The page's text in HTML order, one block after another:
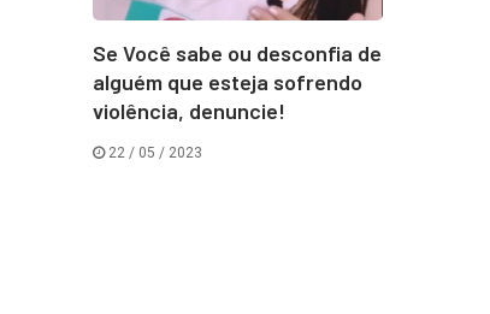
Se Você sabe ou desconfia de
alguém que esteja sofrendo
violência, denuncie!
22 / 05 / 2023